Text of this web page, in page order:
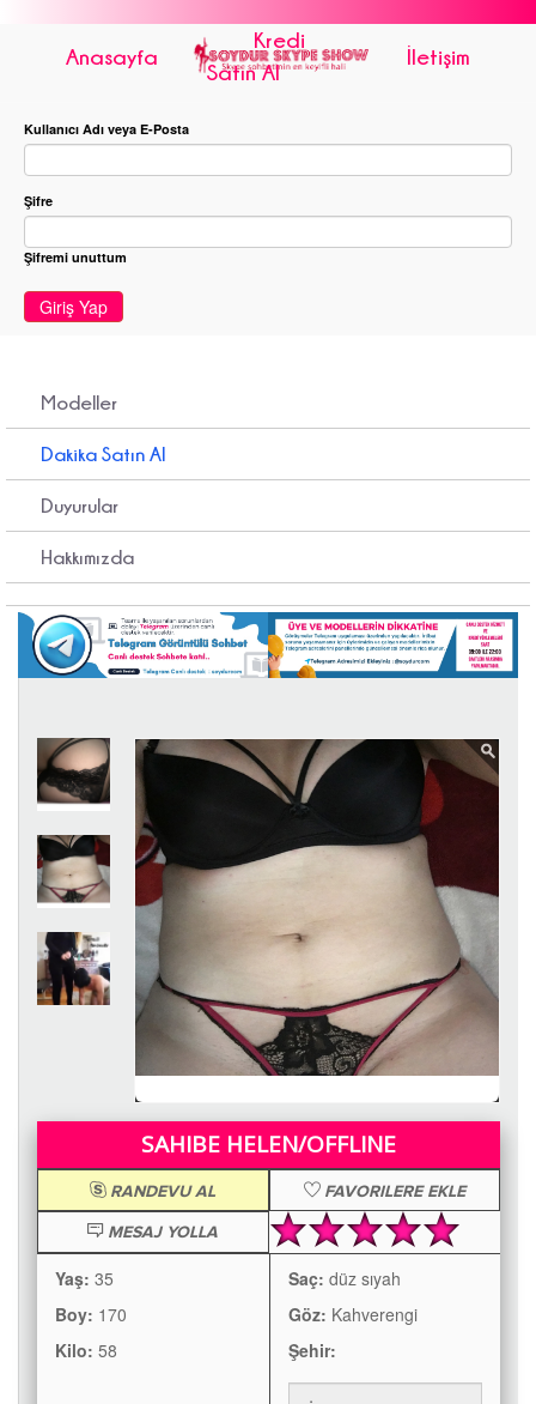
Anasayfa
Kredi
Satın Al
İletişim
Kullanıcı Adı veya E-Posta
Şifre
Şifremi unuttum
Giriş Yap
Modeller
Dakika Satın Al
Duyurular
Hakkımızda
SAHIBE HELEN/OFFLINE
RANDEVU AL
FAVORILERE EKLE
MESAJ YOLLA
Yaş: 35
Boy: 170
Kilo: 58
Saç: düz sıyah
Göz: Kahverengi
Şehir: